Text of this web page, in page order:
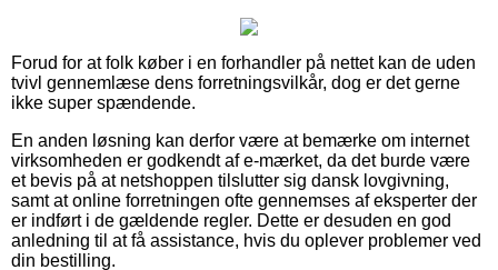
Forud for at folk køber i en forhandler på nettet kan de uden
tvivl gennemlæse dens forretningsvilkår, dog er det gerne
ikke super spændende.
En anden løsning kan derfor være at bemærke om internet
virksomheden er godkendt af e-mærket, da det burde være
et bevis på at netshoppen tilslutter sig dansk lovgivning,
samt at online forretningen ofte gennemses af eksperter der
er indført i de gældende regler. Dette er desuden en god
anledning til at få assistance, hvis du oplever problemer ved
din bestilling.